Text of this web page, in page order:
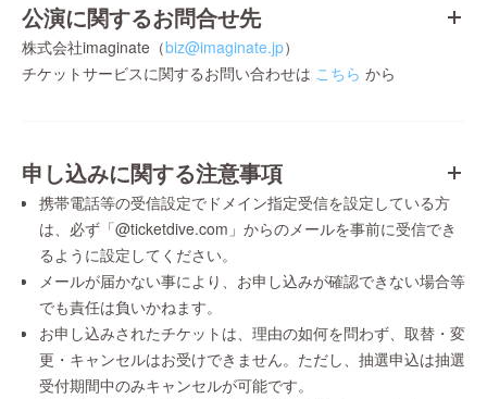
公演に関するお問合せ先
株式会社imaginate（biz@imaginate.jp）
チケットサービスに関するお問い合わせは こちら から
申し込みに関する注意事項
携帯電話等の受信設定でドメイン指定受信を設定している方
は、必ず「@ticketdive.com」からのメールを事前に受信でき
るように設定してください。
メールが届かない事により、お申し込みが確認できない場合等
でも責任は負いかねます。
お申し込みされたチケットは、理由の如何を問わず、取替・変
更・キャンセルはお受けできません。ただし、抽選申込は抽選
受付期間中のみキャンセルが可能です。